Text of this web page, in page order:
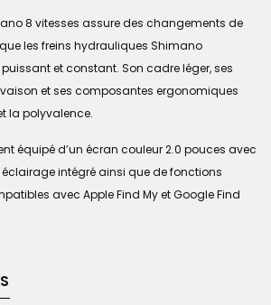
8 vitesses assure des changements de
les freins hydrauliques Shimano
et constant. Son cadre léger, ses
et ses composantes ergonomiques
la polyvalence.
équipé d’un écran couleur 2.0 pouces avec
éclairage intégré ainsi que de fonctions
avec Apple Find My et Google Find